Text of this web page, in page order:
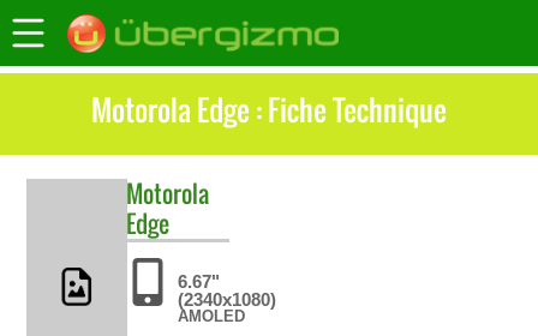
Motorola Edge : Fiche Technique
Motorola
Edge
6.67"
(2340x1080)
AMOLED